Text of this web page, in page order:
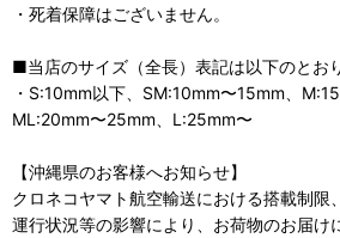
・死着保障はございません。
■当店のサイズ（全長）表記は以下のとお
・S:10mm以下、SM:10mm〜15mm、
ML:20mm〜25mm、L:25mm〜
【沖縄県のお客様へお知らせ】
クロネコヤマト航空輸送における搭載制限
運行状況等の影響により、お荷物のお届け